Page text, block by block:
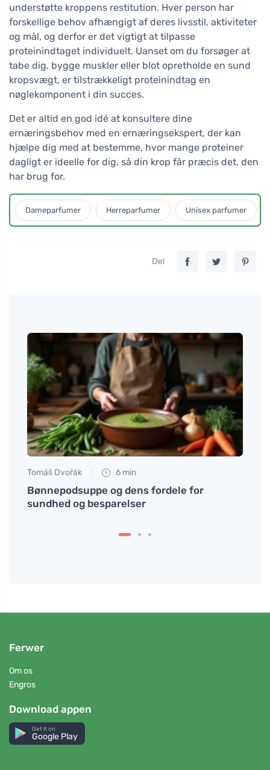
understøtte kroppens restitution. Hver person har
forskellige behov afhængigt af deres livsstil, aktiviteter
og mål, og derfor er det vigtigt at tilpasse
proteinindtaget individuelt. Uanset om du forsøger at
tabe dig, bygge muskler eller blot opretholde en sund
kropsvægt, er tilstrækkeligt proteinindtag en
nøglekomponent i din succes.
Det er altid en god idé at konsultere dine
ernæringsbehov med en ernæringsekspert, der kan
hjælpe dig med at bestemme, hvor mange proteiner
dagligt er ideelle for dig, så din krop får præcis det, den
har brug for.
Dameparfumer Herreparfumer Unisex parfumer
Del
Tomáš Dvořák 6 min
Bønnepodsuppe og dens fordele for
sundhed og besparelser
Ferwer
Om os
Engros
Download appen
Get it on
Google Play